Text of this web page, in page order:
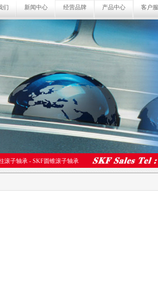
们 新闻中心 经营品牌 产品中心 客户
滚子轴承 - SKF圆锥滚子轴承